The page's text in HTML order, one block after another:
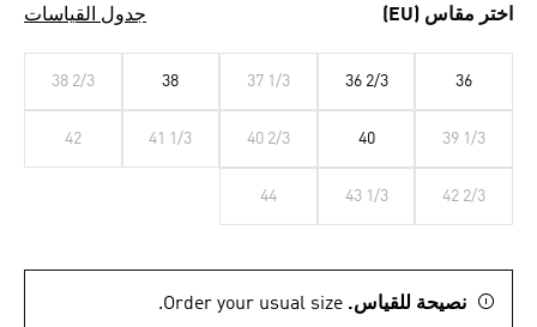
اختر مقاس (EU) جدول القياسات
36
36 2/3
37 1/3
38
38 2/3
39 1/3
40
40 2/3
41 1/3
42
42 2/3
43 1/3
44
نصيحة للقياس. Order your usual size.